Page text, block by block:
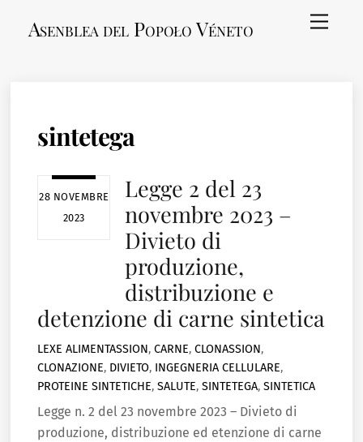
Menu
Asenblea del Popoło Véneto
sintetega
28 NOVEMBRE
2023
Legge 2 del 23
novembre 2023 –
Divieto di
produzione,
distribuzione e
detenzione di carne sintetica
LEXE ALIMENTASSION,CARNE,CLONASSION,
CLONAZIONE, DIVIETO, INGEGNERIA CELLULARE,
PROTEINE SINTETICHE,SALUTE,SINTETEGA,SINTETICA
Legge n. 2 del 23 novembre 2023 – Divieto di
produzione, distribuzione ed etenzione di carne